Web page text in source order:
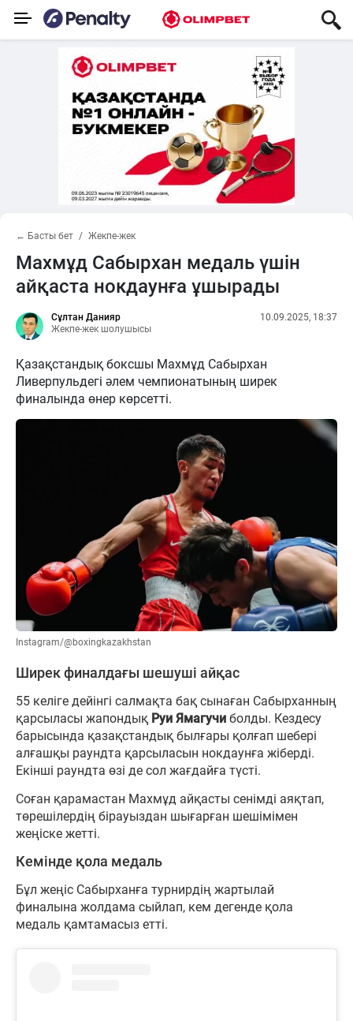
← Басты бет Жекпе-жек
Махмұд Сабырхан медаль үшін
айқаста нокдаунға ұшырады
Сұлтан Данияр
Жекпе-жек шолушысы
10.09.2025, 18:37
Қазақстандық боксшы Махмұд Сабырхан
Ливерпульдегі әлем чемпионатының ширек
финалында өнер көрсетті.
Instagram/@boxingkazakhstan
Ширек финалдағы шешуші айқас
55 келіге дейінгі салмақта бақ сынаған Сабырханның
қарсыласы жапондық Руи Ямагучи болды. Кездесу
барысында қазақстандық былғары қолғап шебері
алғашқы раундта қарсыласын нокдаунға жіберді.
Екінші раундта өзі де сол жағдайға түсті.
Соған қарамастан Махмұд айқасты сенімді аяқтап,
төрешілердің бірауыздан шығарған шешімімен
жеңіске жетті.
Кемінде қола медаль
Бұл жеңіс Сабырханға турнирдің жартылай
финалына жолдама сыйлап, кем дегенде қола
медаль қамтамасыз етті.